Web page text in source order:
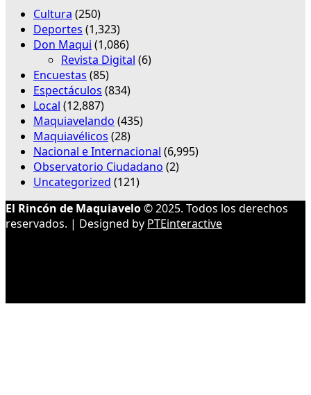
Cultura (250)
Deportes (1,323)
Don Maqui (1,086)
Revista Digital (6)
Encuestas (85)
Espectáculos (834)
Local (12,887)
Maquiavelando (435)
Maquiavélicos (28)
Nacional e Internacional (6,995)
Observatorio Ciudadano (2)
Uncategorized (121)
El Rincón de Maquiavelo© 2025. Todos los derechos
reservados. | Designed by PTEinteractive